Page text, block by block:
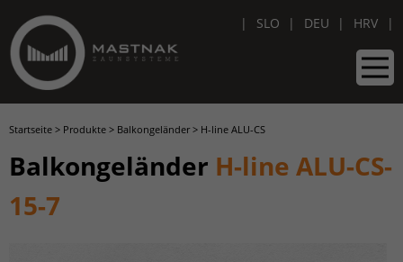
SLO DEU HRV
Startseite > Produkte > Balkongeländer > H-line ALU-CS
Balkongeländer H-line ALU-CS-
15-7